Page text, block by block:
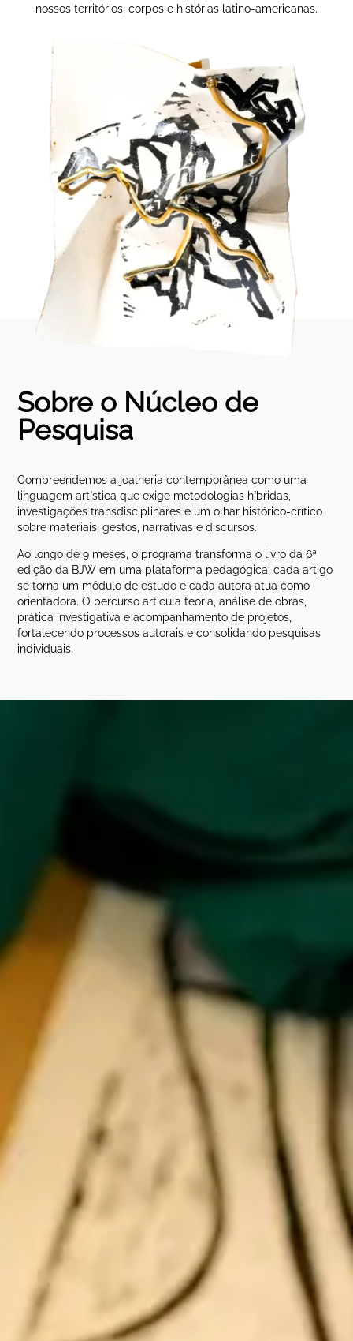
nossos territórios, corpos e histórias latino-americanas.
Sobre o Núcleo de
Pesquisa
Compreendemos a joalheria contemporânea como uma
linguagem artística que exige metodologias híbridas,
investigações transdisciplinares e um olhar histórico-crítico
sobre materiais, gestos, narrativas e discursos.
Ao longo de 9 meses, o programa transforma o livro da 6ª
edição da BJW em uma plataforma pedagógica: cada artigo
se torna um módulo de estudo e cada autora atua como
orientadora. O percurso articula teoria, análise de obras,
prática investigativa e acompanhamento de projetos,
fortalecendo processos autorais e consolidando pesquisas
individuais.